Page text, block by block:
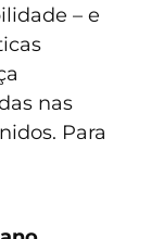
– e
nas
Para